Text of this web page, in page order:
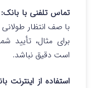
تماس تلفنی با بانک:
با صف انتظار
برای مثال، تأیید
است دقیق نباشد.
استفاده از اینترنت